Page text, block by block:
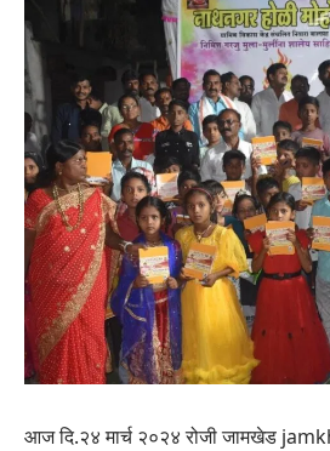
आज दि.२४ मार्च २०२४ रोजी जामखेड